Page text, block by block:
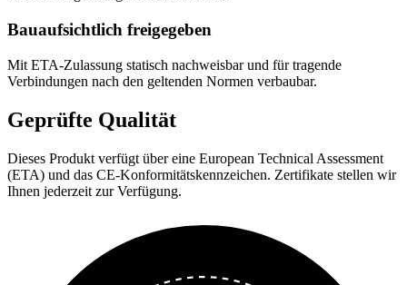
Bauaufsichtlich freigegeben
Mit ETA-Zulassung statisch nachweisbar und für tragende
Verbindungen nach den geltenden Normen verbaubar.
Geprüfte Qualität
Dieses Produkt verfügt über eine European Technical Assessment
(ETA) und das CE-Konformitätskennzeichen. Zertifikate stellen wir
Ihnen jederzeit zur Verfügung.